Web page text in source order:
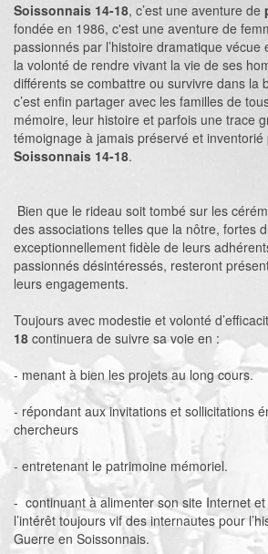
Soissonnais 14-18, c’est une aventure de
fondée en 1986, c'est une aventure de
passionnés par l’histoire dramatique
la volonté de rendre vivant la vie de ses
différents se combattre ou survivre dans la
c’est enfin partager avec les familles de
mémoire, leur histoire et parfois une trace
témoignage à jamais préservé et
Soissonnais 14-18.
Bien que le rideau soit tombé sur les
des associations telles que la nôtre, fortes
exceptionnellement fidèle de leurs
passionnés désintéressés, resteront
leurs engagements.
Toujours avec modestie et volonté
18 continuera de suivre sa voie en :
- menant à bien les projets au long cours.
- répondant aux invitations et sollicitations
chercheurs
- entretenant le patrimoine mémoriel.
- continuant à alimenter son site Internet
l’intérêt toujours vif des internautes pour
Guerre en Soissonnais.